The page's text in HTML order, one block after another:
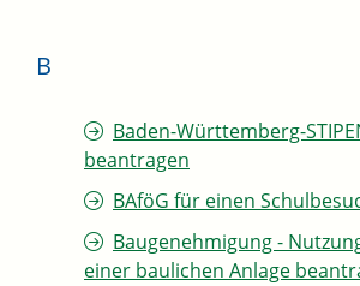
B
Baden-Württemberg-
beantragen
BAföG für einen
Baugenehmigung -
einer baulichen Anlage